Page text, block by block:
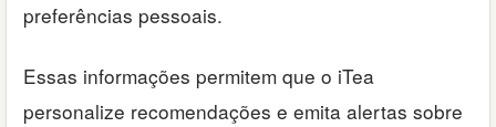
preferências pessoais.
Essas informações permitem que o iTea
personalize recomendações e emita alertas sobre